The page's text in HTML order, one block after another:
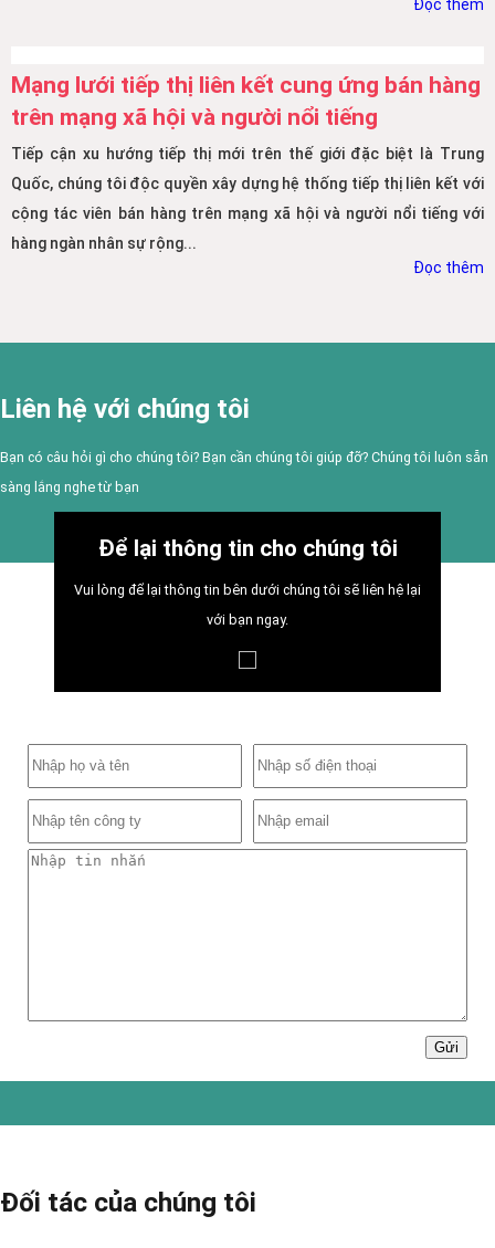
Đọc thêm
Mạng lưới tiếp thị liên kết cung ứng bán hàng
trên mạng xã hội và người nổi tiếng
Tiếp cận xu hướng tiếp thị mới trên thế giới đặc biệt là Trung
Quốc, chúng tôi độc quyền xây dựng hệ thống tiếp thị liên kết với
cộng tác viên bán hàng trên mạng xã hội và người nổi tiếng với
hàng ngàn nhân sự rộng...
Đọc thêm
Liên hệ với chúng tôi
Bạn có câu hỏi gì cho chúng tôi? Bạn cần chúng tôi giúp đỡ? Chúng tôi luôn sẵn
sàng lắng nghe từ bạn
Để lại thông tin cho chúng tôi
Vui lòng để lại thông tin bên dưới chúng tôi sẽ liên hệ lại
với bạn ngay.
Đối tác của chúng tôi